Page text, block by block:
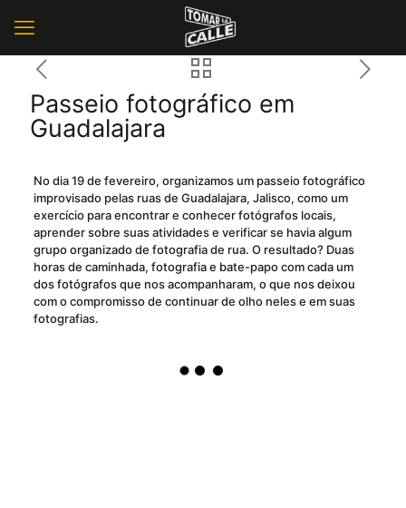
Passeio fotográfico em
Guadalajara
No dia 19 de fevereiro, organizamos um passeio fotográfico
improvisado pelas ruas de Guadalajara, Jalisco, como um
exercício para encontrar e conhecer fotógrafos locais,
aprender sobre suas atividades e verificar se havia algum
grupo organizado de fotografia de rua. O resultado? Duas
horas de caminhada, fotografia e bate-papo com cada um
dos fotógrafos que nos acompanharam, o que nos deixou
com o compromisso de continuar de olho neles e em suas
fotografias.